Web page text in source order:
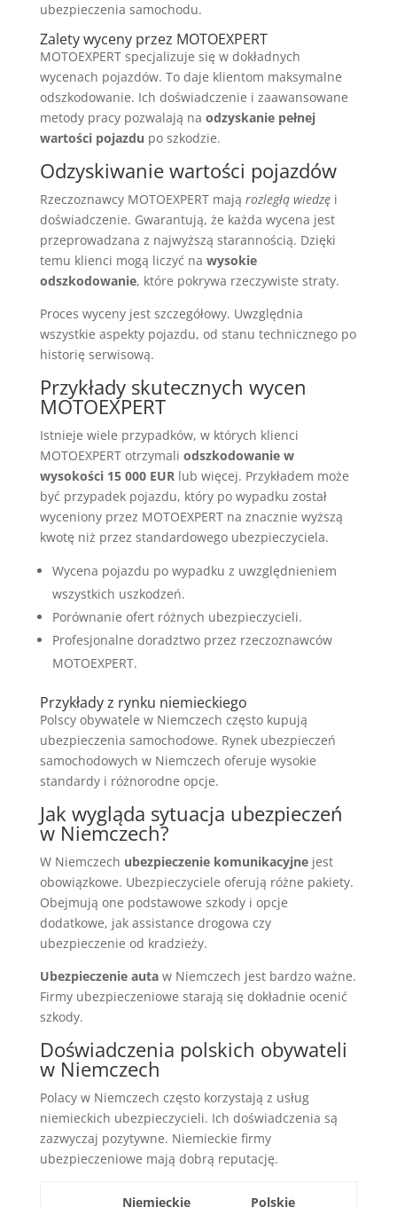
ubezpieczenia samochodu.
Zalety wyceny przez MOTOEXPERT
MOTOEXPERT specjalizuje się w dokładnych
wycenach pojazdów. To daje klientom maksymalne
odszkodowanie. Ich doświadczenie i zaawansowane
metody pracy pozwalają na odzyskanie pełnej
wartości pojazdu po szkodzie.
Odzyskiwanie wartości pojazdów
Rzeczoznawcy MOTOEXPERT mają rozległą wiedzęi
doświadczenie. Gwarantują, że każda wycena jest
przeprowadzana z najwyższą starannością. Dzięki
temu klienci mogą liczyć na wysokie
odszkodowanie, które pokrywa rzeczywiste straty.
Proces wyceny jest szczegółowy. Uwzględnia
wszystkie aspekty pojazdu, od stanu technicznego po
historię serwisową.
Przykłady skutecznych wycen
MOTOEXPERT
Istnieje wiele przypadków, w których klienci
MOTOEXPERT otrzymali odszkodowanie w
wysokości 15 000 EURlub więcej. Przykładem może
być przypadek pojazdu, który po wypadku został
wyceniony przez MOTOEXPERT na znacznie wyższą
kwotę niż przez standardowego ubezpieczyciela.
Wycena pojazdu po wypadku z uwzględnieniem
wszystkich uszkodzeń.
Porównanie ofert różnych ubezpieczycieli.
Profesjonalne doradztwo przez rzeczoznawców
MOTOEXPERT.
Przykłady z rynku niemieckiego
Polscy obywatele w Niemczech często kupują
ubezpieczenia samochodowe. Rynek ubezpieczeń
samochodowych w Niemczech oferuje wysokie
standardy i różnorodne opcje.
Jak wygląda sytuacja ubezpieczeń
w Niemczech?
W Niemczech ubezpieczenie komunikacyjnejest
obowiązkowe. Ubezpieczyciele oferują różne pakiety.
Obejmują one podstawowe szkody i opcje
dodatkowe, jak assistance drogowa czy
ubezpieczenie od kradzieży.
Ubezpieczenie autaw Niemczech jest bardzo ważne.
Firmy ubezpieczeniowe starają się dokładnie ocenić
szkody.
Doświadczenia polskich obywateli
w Niemczech
Polacy w Niemczech często korzystają z usług
niemieckich ubezpieczycieli. Ich doświadczenia są
zazwyczaj pozytywne. Niemieckie firmy
ubezpieczeniowe mają dobrą reputację.
Niemieckie Polskie